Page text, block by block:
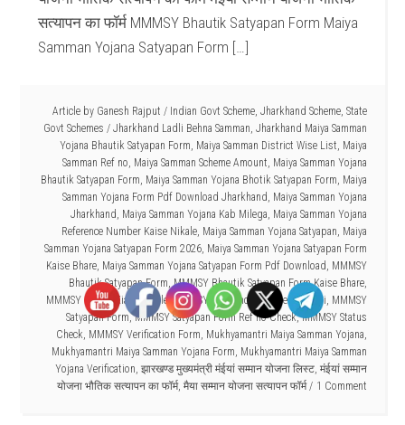
सत्यापन का फॉर्म MMMSY Bhautik Satyapan Form Maiya
Samman Yojana Satyapan Form […]
Article by Ganesh Rajput / Indian Govt Scheme, Jharkhand Scheme, State
Govt Schemes / Jharkhand Ladli Behna Samman, Jharkhand Maiya Samman
Yojana Bhautik Satyapan Form, Maiya Samman District Wise List, Maiya
Samman Ref no, Maiya Samman Scheme Amount, Maiya Samman Yojana
Bhautik Satyapan Form, Maiya Samman Yojana Bhotik Satyapan Form, Maiya
Samman Yojana Form Pdf Download Jharkhand, Maiya Samman Yojana
Jharkhand, Maiya Samman Yojana Kab Milega, Maiya Samman Yojana
Reference Number Kaise Nikale, Maiya Samman Yojana Satyapan, Maiya
Samman Yojana Satyapan Form 2026, Maiya Samman Yojana Satyapan Form
Kaise Bhare, Maiya Samman Yojana Satyapan Form Pdf Download, MMMSY
Bhautik Satyapan Form,MMMSY Bhautik Satyapan Form Kaise Bhare,
MMMSY Ref no Kiase Nikale,MMMSY Reference Number Kya Hai, MMMSY
Satyapan Form,MMMSY Satyapan Form Ref no Check,MMMSY Status
Check, MMMSY Verification Form, Mukhyamantri Maiya Samman Yojana,
Mukhyamantri Maiya Samman Yojana Form, Mukhyamantri Maiya Samman
Yojana Verification, झारखण्ड मुख्यमंत्री मंईयां सम्मान योजना लिस्ट, मंईयां सम्मान
योजना भौतिक सत्यापन का फॉर्म, मैया सम्मान योजना सत्यापन फॉर्म 1 Comment